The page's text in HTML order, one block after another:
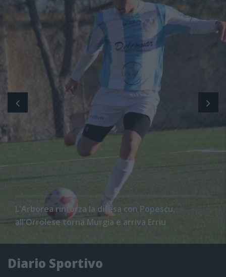
L'Arborea rinforza la difesa con Popescu,
all'Orrolese torna Murgia e arriva Erriu
Diario Sportivo